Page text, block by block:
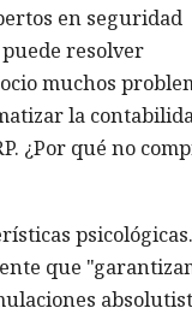
en seguridad
resolver
muchos
la
¿Por qué no
psicológicas.
que